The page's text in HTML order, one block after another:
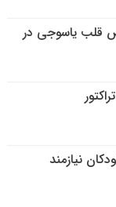
قلب یاسوجی در
نیازمند